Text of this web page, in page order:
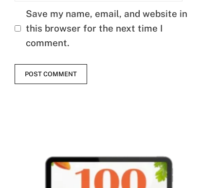
Save my name, email, and website in
this browser for the next time I
comment.